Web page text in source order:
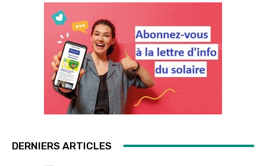
DERNIERS ARTICLES